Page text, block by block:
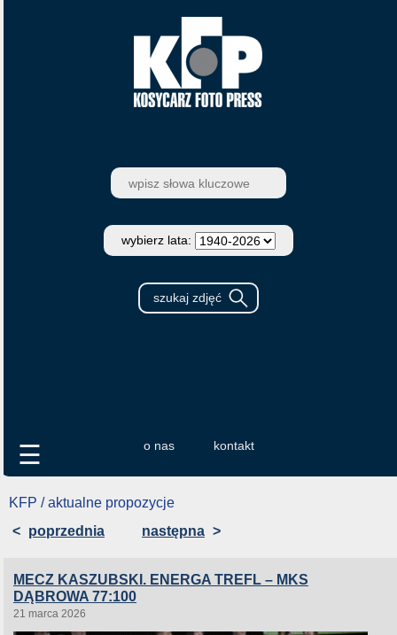
wybierz lata:
o nas kontakt
☰
KFP / aktualne propozycje
< poprzednia następna >
MECZ KASZUBSKI. ENERGA TREFL – MKS
DĄBROWA 77:100
21 marca 2026